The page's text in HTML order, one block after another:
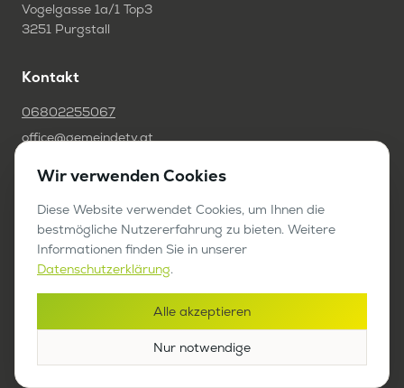
Vogelgasse 1a/1 Top3
3251 Purgstall
Kontakt
06802255067
office@gemeindetv.at
FAQ
IMPRESSUM
DATENSCHUTZ
Werben auf GemeindeTV
Wir verwenden Cookies
Diese Website verwendet Cookies, um Ihnen die
bestmögliche Nutzererfahrung zu bieten. Weitere
Informationen finden Sie in unserer
Datenschutzerklärung.
Alle akzeptieren
Nur notwendige